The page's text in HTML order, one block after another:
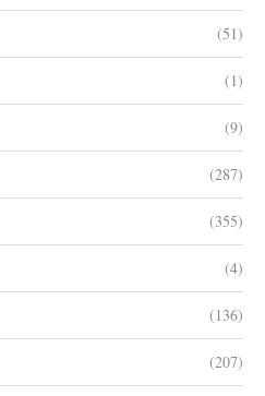
(51)
(1)
(9)
(287)
(355)
(4)
(136)
(207)